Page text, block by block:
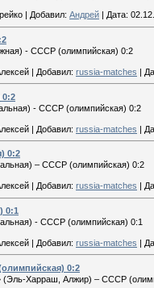
Добавил: Андрей Дата:
- СССР (олимпийская) 0:2
| Добавил: russia-matches |
0:2
- СССР (олимпийская) 0:2
| Добавил: russia-matches |
0:2
– СССР (олимпийская) 0:2
Добавил: russia-matches
0:1
- СССР (олимпийская) 0:1
| Добавил: russia-matches |
0:2
(Эль-Харраш, Алжир) – СССР